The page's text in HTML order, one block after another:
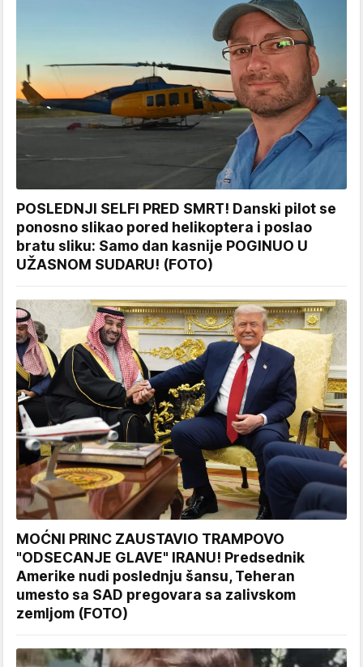
POSLEDNJI SELFI PRED SMRT! Danski pilot se
ponosno slikao pored helikoptera i poslao
bratu sliku: Samo dan kasnije POGINUO U
UŽASNOM SUDARU! (FOTO)
MOĆNI PRINC ZAUSTAVIO TRAMPOVO
"ODSECANJE GLAVE" IRANU! Predsednik
Amerike nudi poslednju šansu, Teheran
umesto sa SAD pregovara sa zalivskom
zemljom (FOTO)